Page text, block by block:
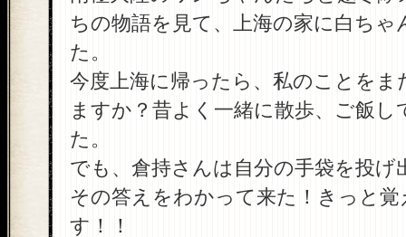
ちの物語を見て、上海の家に白ちゃ
た。
今度上海に帰ったら、私のことをま
ますか？昔よく一緒に散歩、ご飯し
た。
でも、倉持さんは自分の手袋を投げ
その答えをわかって来た！きっと
す！！